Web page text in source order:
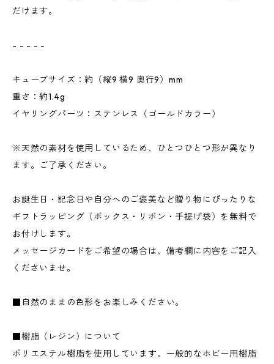
だけます。
- - - - -
キューブサイズ：約（縦9 横9 奥行9）mm
重さ：約1.4g
イヤリングパーツ：ステンレス（ゴールドカラー）
※天然の素材を使用しているため、ひとつひとつ形が異なり
ます。ご了承ください。
お誕生日・記念日や自分へのご褒美など贈り物にぴったりな
ギフトラッピング（ボックス・リボン・手提げ袋）を無料で
お付けします。
メッセージカードをご希望の場合は、備考欄に内容をご記入
くださいませ。
■自然のままの色形をお楽しみください。
■樹脂（レジン）について
ポリエステル樹脂を使用しています。一般的なホビー用樹脂